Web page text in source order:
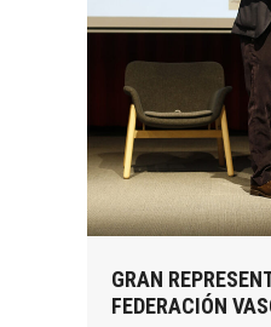
GRAN
FEDERACIÓN